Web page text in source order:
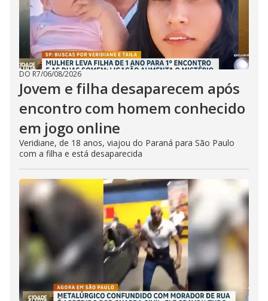
DO R7/06/08/2026
Jovem e filha desaparecem após
encontro com homem conhecido
em jogo online
Veridiane, de 18 anos, viajou do Paraná para São Paulo
com a filha e está desaparecida